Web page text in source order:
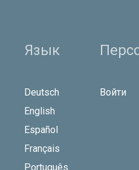
Язык
Deutsch
English
Español
Français
Português
Войти